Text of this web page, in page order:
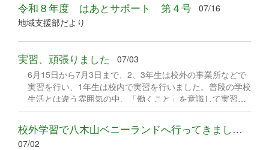
た。 スイッチを使っての活動では、花火を打ち上げたりか
き氷を作ったり、扇風機を回して風鈴とかざぐるまに風を
会となりました。
令和８年度 はあとサポート 第４号 07/16
地域支援部だより
実習、頑張りました
07/03
6月15日から7月3日まで、2、3年生は校外の事業所などで
実習を行い、1年生は校内で実習を行いました。普段の学校
生活とは違う雰囲気の中、「働くこと」を意識して実習を
頑張ることができました。 清掃の仕事を行っています ゴ
ミ袋づくり 農業の仕事も頑張りました
校外学習で八木山ベニーランドへ行ってきました！
07/02